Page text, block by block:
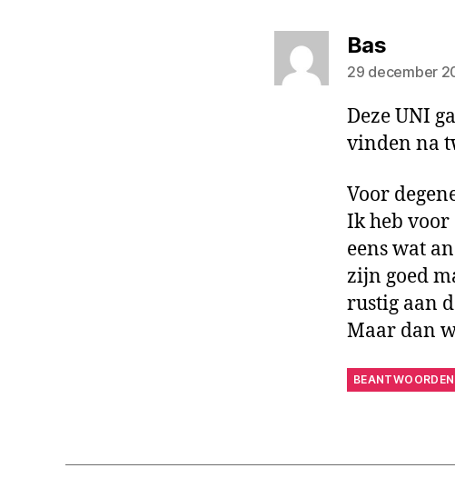
Baszegt:
29 december
Deze UNI
vinden na
Voor
Ik heb voor
eens wat
zijn goed
rustig aan
Maar dan
BEANTWOORDEN